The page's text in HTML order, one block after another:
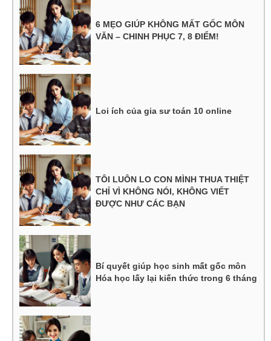
6 MẸO GIÚP KHÔNG MẤT GỐC MÔN
VĂN – CHINH PHỤC 7, 8 ĐIỂM!
Loi ích của gia sư toán 10 online
TÔI LUÔN LO CON MÌNH THUA THIỆT
CHỈ VÌ KHÔNG NÓI, KHÔNG VIẾT
ĐƯỢC NHƯ CÁC BẠN
Bí quyết giúp học sinh mất gốc môn
Hóa học lấy lại kiến thức trong 6 tháng